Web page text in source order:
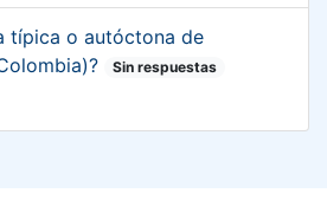
típica o autóctona de
Sin respuestas